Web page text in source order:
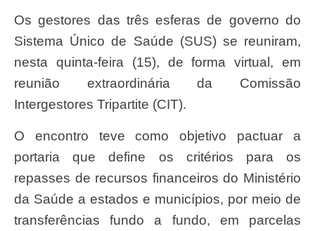
Os gestores das três esferas de governo do
Sistema Único de Saúde (SUS) se reuniram,
nesta quinta-feira (15), de forma virtual, em
reunião extraordinária da Comissão
Intergestores Tripartite (CIT).
O encontro teve como objetivo pactuar a
portaria que define os critérios para os
repasses de recursos financeiros do Ministério
da Saúde a estados e municípios, por meio de
transferências fundo a fundo, em parcelas